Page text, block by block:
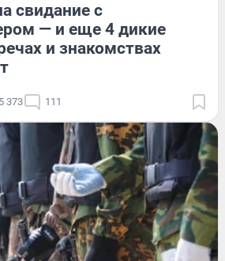
свидание с
— и еще 4 дикие
и знакомствах
373 111